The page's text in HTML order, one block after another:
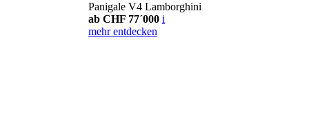
Panigale V4 Lamborghini
ab CHF 77´000 i
mehr entdecken